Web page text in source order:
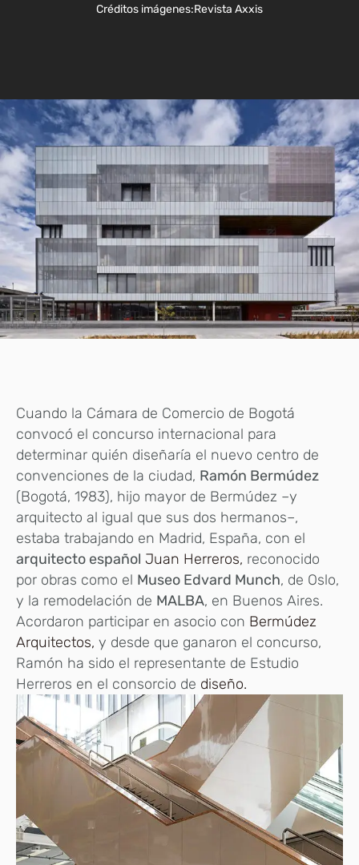
Créditos imágenes:Revista Axxis
Cuando la Cámara de Comercio de Bogotá
convocó el concurso internacional para
determinar quién diseñaría el nuevo centro de
convenciones de la ciudad, Ramón Bermúdez
(Bogotá, 1983), hijo mayor de Bermúdez –y
arquitecto al igual que sus dos hermanos–,
estaba trabajando en Madrid, España, con el
arquitecto español Juan Herreros, reconocido
por obras como el Museo Edvard Munch, de Oslo,
y la remodelación de MALBA, en Buenos Aires.
Acordaron participar en asocio con Bermúdez
Arquitectos, y desde que ganaron el concurso,
Ramón ha sido el representante de Estudio
Herreros en el consorcio de diseño.